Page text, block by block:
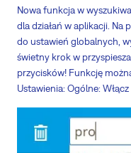
Nowa funkcja w
dla działań w aplikacji. Na
do ustawień globalnych,
świetny krok w
przycisków! Funkcję
Ustawienia: Ogólne: